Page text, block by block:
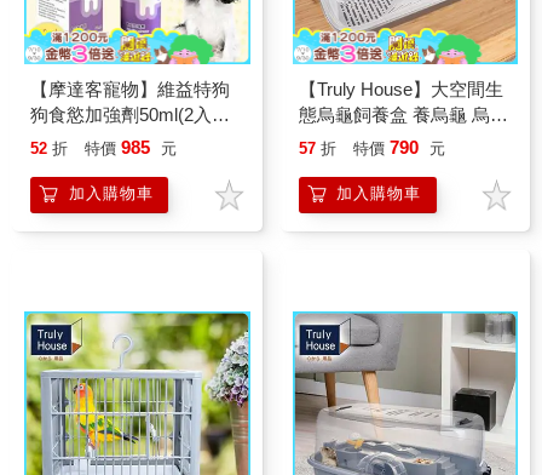
【摩達客寵物】維益特狗
狗食慾加強劑50ml(2入組)-
犬狗營養保健必備
52 折 特價 985 元
加入購物車
【Truly House】大空間生
態烏龜飼養盒 養烏龜 烏龜
缸(兩色任選)
57 折 特價 790 元
加入購物車